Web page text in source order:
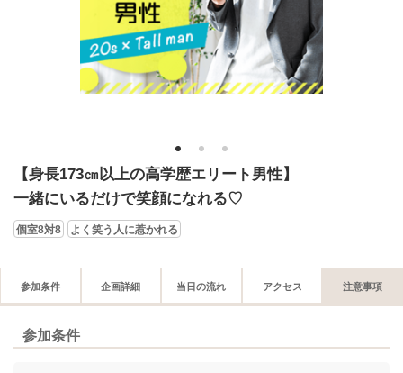
1 2 3
【身長173㎝以上の高学歴エリート男性】
一緒にいるだけで笑顔になれる♡
個室8対8 よく笑う人に惹かれる
参加条件 企画詳細 当日の流れ アクセス 注意事項
参加条件